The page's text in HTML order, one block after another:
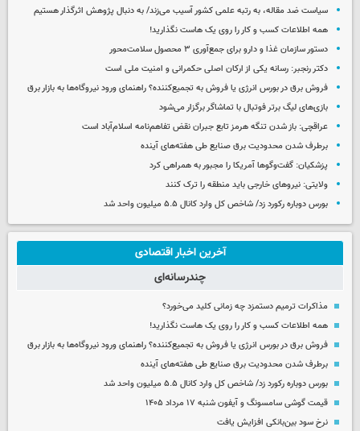
سیاست ضد مقاله، به رتبه علمی کشور آسیب می‌زند/ به دنبال پژوهش اثرگذار هستیم
همه اطلاعات کسب‌ و کار را روی یک هاست نگذارید!
دستور سازمان غذا و دارو برای جمع‌آوری ۳ محصول سلامت‌محور
دکتر رنجبر: رسانه یکی از ارکان اصلی حکمرانی و امنیت ملی است
فروش برق در بورس انرژی یا فروش به تجمیع‌کننده؟ راهنمای ورود نیروگاه‌ها به بازار برق
بازی‌های لیگ برتر فوتبال با تماشاگر برگزار می‌شود
عراقچی: باز شدن تنگه هرمز تابع جبران نقض تفاهم‌نامه اسلام‌آباد است
برطرف شدن محدودیت‌ برق صنایع طی هفته‌های آینده
پزشکیان: گفت‌وگوها آمریکا را مجبور به همراهی کرد
ولایتی: نیروهای خارجی باید منطقه را ترک کنند
بورس دوباره رکورد زد/ شاخص کل وارد کانال ۵.۵ میلیون واحد شد
آخرین اخبار اقتصادی
چندرسانه‌ای
مذاکرات ترمیم دستمزد چه زمانی کلید می‌خورد؟
همه اطلاعات کسب‌ و کار را روی یک هاست نگذارید!
فروش برق در بورس انرژی یا فروش به تجمیع‌کننده؟ راهنمای ورود نیروگاه‌ها به بازار برق
برطرف شدن محدودیت‌ برق صنایع طی هفته‌های آینده
بورس دوباره رکورد زد/ شاخص کل وارد کانال ۵.۵ میلیون واحد شد
قیمت گوشی سامسونگ و آیفون شنبه ۱۷ مرداد ۱۴۰۵
نرخ سود بین‌بانکی افزایش یافت